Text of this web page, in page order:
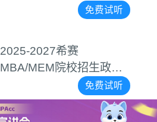
免费试听
2025-2027希赛
MBA/MEM院校招生政策
免费试听